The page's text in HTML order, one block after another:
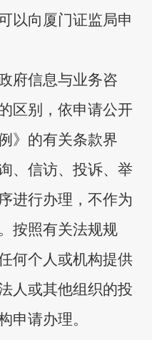
以向厦门证监局申
府信息与业务咨
区别，依申请公开
》的有关条款界
、信访、投诉、举
进行办理，不作为
按照有关法规规
何个人或机构提供
人或其他组织的投
申请办理。